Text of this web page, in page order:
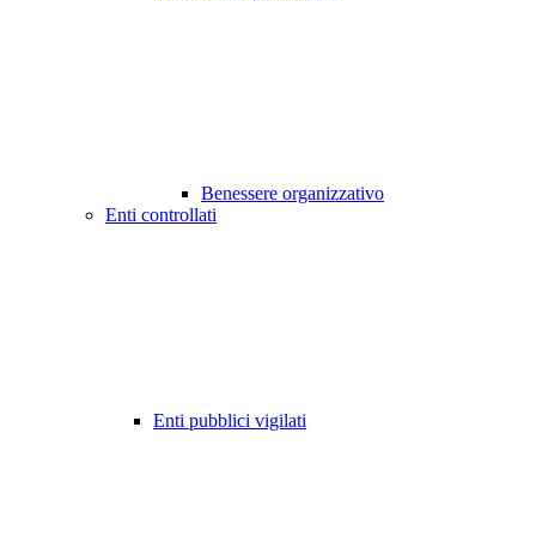
Benessere organizzativo
Enti controllati
Enti pubblici vigilati